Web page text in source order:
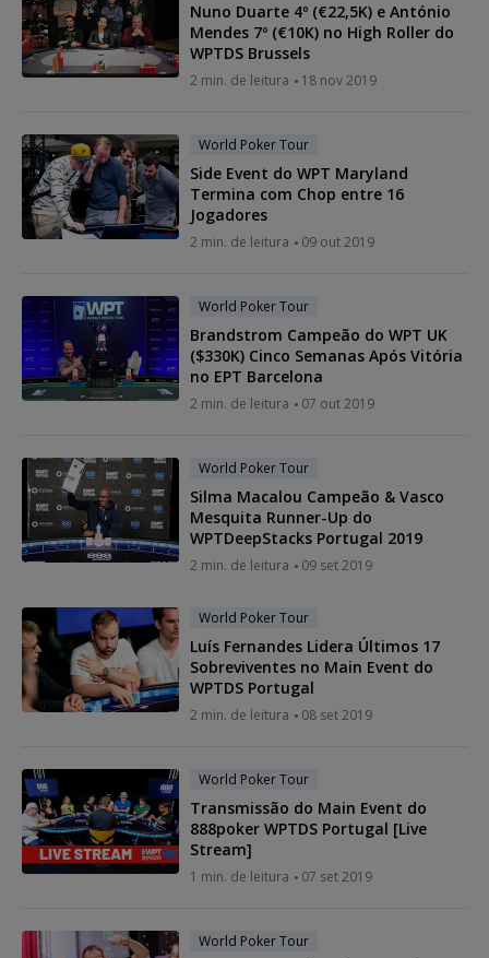
Nuno Duarte 4º (€22,5K) e António
Mendes 7º (€10K) no High Roller do
WPTDS Brussels
2 min. de leitura 18 nov 2019
World Poker Tour
Side Event do WPT Maryland
Termina com Chop entre 16
Jogadores
2 min. de leitura 09 out 2019
World Poker Tour
Brandstrom Campeão do WPT UK
($330K) Cinco Semanas Após Vitória
no EPT Barcelona
2 min. de leitura 07 out 2019
World Poker Tour
Silma Macalou Campeão & Vasco
Mesquita Runner-Up do
WPTDeepStacks Portugal 2019
2 min. de leitura 09 set 2019
World Poker Tour
Luís Fernandes Lidera Últimos 17
Sobreviventes no Main Event do
WPTDS Portugal
2 min. de leitura 08 set 2019
World Poker Tour
Transmissão do Main Event do
888poker WPTDS Portugal [Live
Stream]
1 min. de leitura 07 set 2019
World Poker Tour